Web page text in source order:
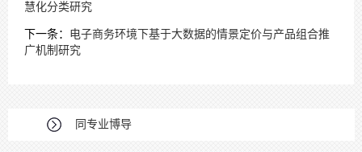
慧化分类研究
下一条： 电子商务环境下基于大数据的情景定价与产品组合推
广机制研究
同专业博导